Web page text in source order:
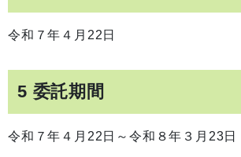
令和７年４月22日
5 委託期間
令和７年４月22日～令和８年３月23日